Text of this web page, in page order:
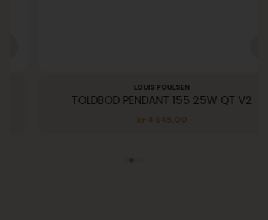
LOUIS POULSEN
TOLDBOD PENDANT 155 25W QT V2
4 645,00